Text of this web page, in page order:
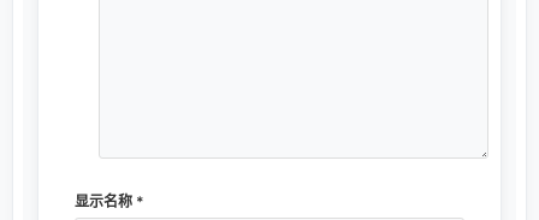
显示名称 *